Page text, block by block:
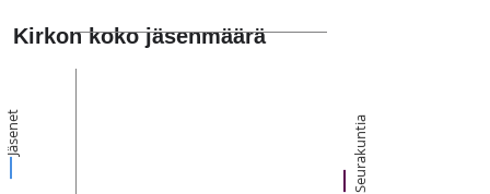
Kirkon koko jäsenmäärä
Jäsenet Seurakuntia